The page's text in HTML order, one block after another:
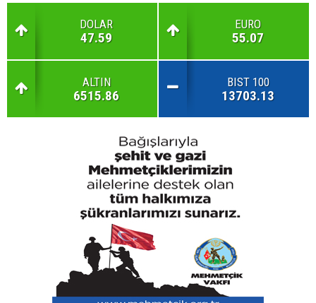
DOLAR
47.59
EURO
55.07
ALTIN
6515.86
BIST 100
13703.13